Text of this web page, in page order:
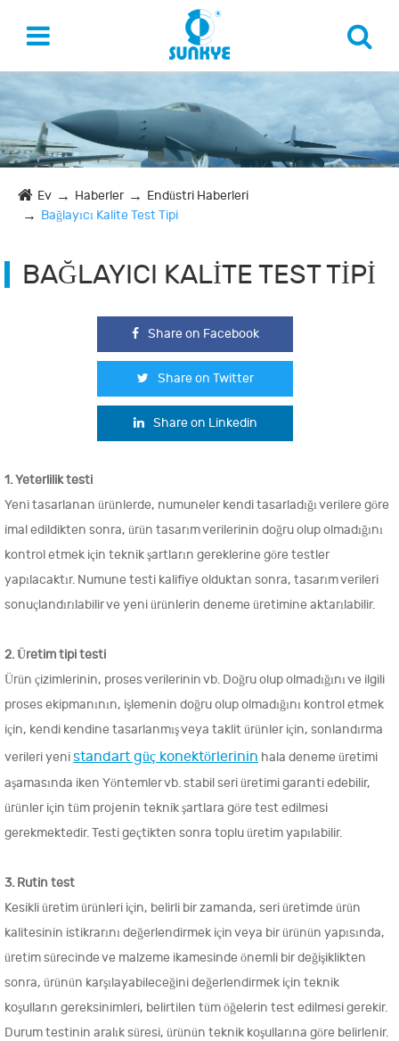
Ev Haberler
Endüstri Haberleri
Bağlayıcı Kalite Test Tipi
BAĞLAYICI KALITE TEST TIPI
Share on Facebook
Share on Twitter
Share on Linkedin
1. Yeterlilik testi
Yeni tasarlanan ürünlerde, numuneler kendi tasarladığı verilere göre
imal edildikten sonra, ürün tasarım verilerinin doğru olup olmadığını
kontrol etmek için teknik şartların gereklerine göre testler
yapılacaktır. Numune testi kalifiye olduktan sonra, tasarım verileri
sonuçlandırılabilir ve yeni ürünlerin deneme üretimine aktarılabilir.
2. Üretim tipi testi
Ürün çizimlerinin, proses verilerinin vb. Doğru olup olmadığını ve ilgili
proses ekipmanının, işlemenin doğru olup olmadığını kontrol etmek
için, kendi kendine tasarlanmış veya taklit ürünler için, sonlandırma
verileri yenistandart güç konektörlerinin hala deneme üretimi
aşamasında iken Yöntemler vb. stabil seri üretimi garanti edebilir,
ürünler için tüm projenin teknik şartlara göre test edilmesi
gerekmektedir. Testi geçtikten sonra toplu üretim yapılabilir.
3. Rutin test
Kesikli üretim ürünleri için, belirli bir zamanda, seri üretimde ürün
kalitesinin istikrarını değerlendirmek için veya bir ürünün yapısında,
üretim sürecinde ve malzeme ikamesinde önemli bir değişiklikten
sonra, ürünün karşılayabileceğini değerlendirmek için teknik
koşulların gereksinimleri, belirtilen tüm öğelerin test edilmesi gerekir.
Durum testinin aralık süresi, ürünün teknik koşullarına göre belirlenir.